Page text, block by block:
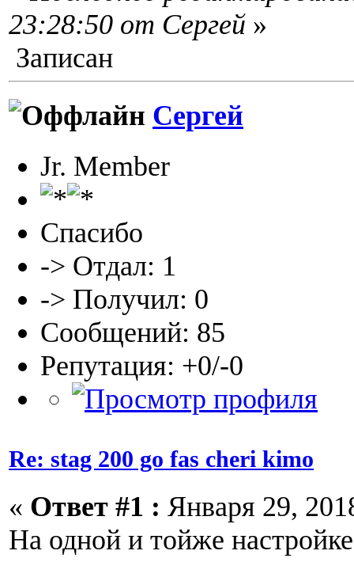
23:28:50 от Сергей »
Записан
Сергей
Jr. Member
Спасибо
-> Отдал: 1
-> Получил: 0
Сообщений: 85
Репутация: +0/-0
Re: stag 200 go fas cheri kimo
« Ответ #1 : Января 29,
На одной и тойже